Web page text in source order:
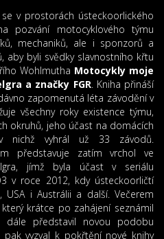
v prostorách ústeckoorlického
pozvání motocyklového týmu
mechaniků, ale i sponzorů a
aby byli svědky slavnostního křtu
Wohlmutha Motocykly moje
a značky FGR. Kniha přináší
zapomenutá léta závodění v
všechny roky existence týmu,
okruhů, jeho účast na domácích
nichž vyhrál už 33 závodů.
představuje zatím vrchol ve
jímž byla účast v seriálu
v roce 2012, kdy ústeckoorličtí
USA i Austrálii a další. Večerem
krátce po zahájení seznámil
představil novou podobu
vyzval k pokřtění nové knihy